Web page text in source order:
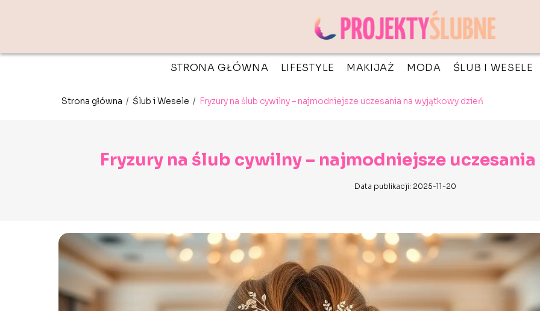
STRONA GŁÓWNA LIFESTYLE MAKIJAŻ MODA ŚLUB I WESELE
Strona główna / Ślub i Wesele / Fryzury na ślub cywilny – najmodniejsze uczesania na wyjątkowy dzień
Fryzury na ślub cywilny – najmodniejsze
Data publikacji: 2025-11-20